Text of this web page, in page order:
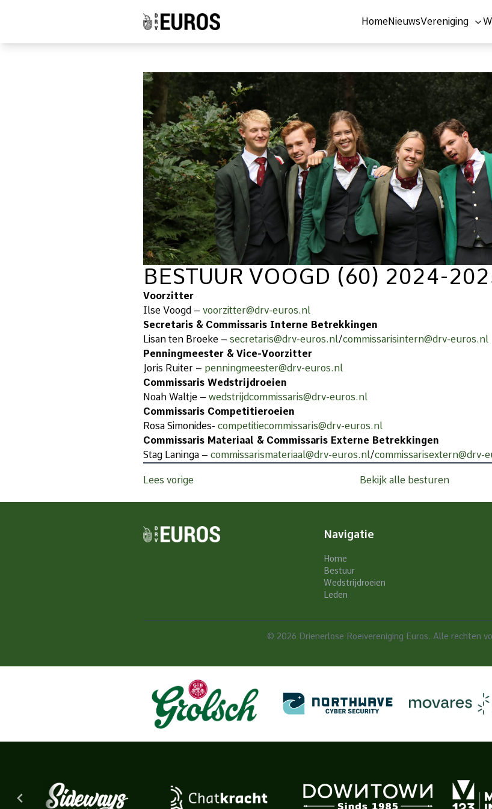
HomeNieuwsVereniging
BESTUUR VOOGD (60) 2024-
Voorzitter
Ilse Voogd – voorzitter@drv-euros.nl
Secretaris & Commissaris Interne Betrekkingen
Lisan ten Broeke – secretaris@drv-euros.nl/commissarisintern@drv-euros.nl
Penningmeester & Vice-Voorzitter
Joris Ruiter – penningmeester@drv-euros.nl
Commissaris Wedstrijdroeien
Noah Waltje – wedstrijdcommissaris@drv-euros.nl
Commissaris Competitieroeien
Rosa Simonides- competitiecommissaris@drv-euros.nl
Commissaris Materiaal & Commissaris Externe Betrekkingen
Stag Laninga – commissarismateriaal@drv-euros.nl/commissarisextern@drv-
Lees vorige Bekijk alle besturen
Navigatie
Home
Bestuur
Wedstrijdroeien
Leden
© 2026 Drienerlose Roeivereniging Euros. Alle rechten